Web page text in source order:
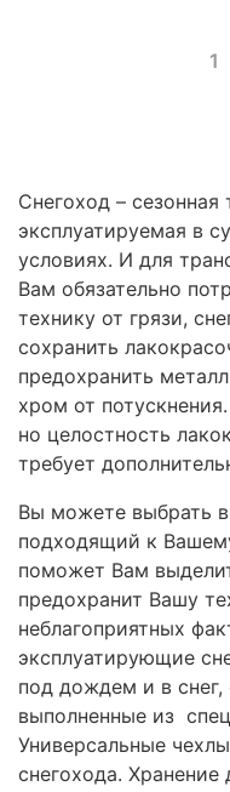
1
Снегоход –
эксплуатируемая в
условиях. И для
Вам обязательно
технику от грязи,
сохранить
предохранить
хром от
но целостность
требует
Вы можете выбрать в
подходящий к
поможет Вам
предохранит Вашу
неблагоприятных
эксплуатирующие
под дождем и в снег,
выполненные из
Универсальные
снегохода.